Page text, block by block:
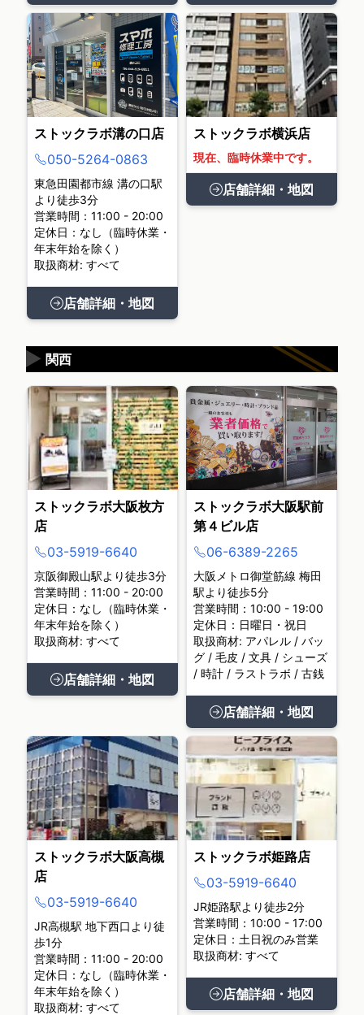
ストックラボ溝の口店
050-5264-0863
東急田園都市線 溝の口駅
より徒歩3分
営業時間：11:00 - 20:00
定休日：なし（臨時休業・
年末年始を除く）
取扱商材: すべて
店舗詳細・地図
ストックラボ横浜店
現在、臨時休業中です。
店舗詳細・地図
関西
▶
ストックラボ大阪枚方
店
03-5919-6640
京阪御殿山駅より徒歩3分
営業時間：11:00 - 20:00
定休日：なし（臨時休業・
年末年始を除く）
取扱商材: すべて
店舗詳細・地図
ストックラボ大阪駅前
第４ビル店
06-6389-2265
大阪メトロ御堂筋線 梅田
駅より徒歩5分
営業時間：10:00 - 19:00
定休日：日曜日・祝日
取扱商材: アパレル / バッ
グ / 毛皮 / 文具 / シューズ
/ 時計 / ラストラボ / 古銭
店舗詳細・地図
ストックラボ大阪高槻
店
03-5919-6640
JR高槻駅 地下西口より徒
歩1分
営業時間：11:00 - 20:00
定休日：なし（臨時休業・
年末年始を除く）
取扱商材: すべて
ストックラボ姫路店
03-5919-6640
JR姫路駅より徒歩2分
営業時間：10:00 - 17:00
定休日：土日祝のみ営業
取扱商材: すべて
店舗詳細・地図